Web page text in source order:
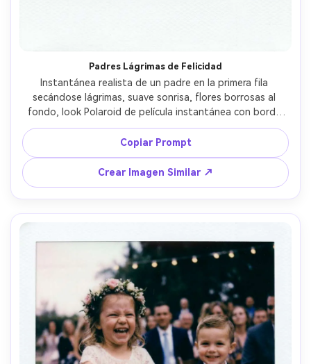
Padres Lágrimas de Felicidad
Instantánea realista de un padre en la primera fila
secándose lágrimas, suave sonrisa, flores borrosas al
fondo, look Polaroid de película instantánea con borde
blanco, relleno de flash suave, textura realista de piel y
arrugas naturales, grano sutil y viñeta, tomada con 85mm,
encuadre cercano, estilo documental emotivo de boda,
iluminación cinematográfica suave --ar 4:5
Copiar Prompt
Crear Imagen Similar ↗